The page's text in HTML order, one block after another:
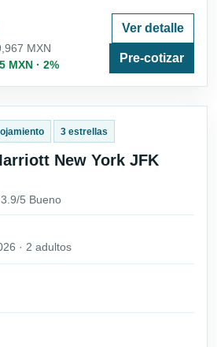
MXN
MXN · 2%
Ver detalle
Pre-cotizar
3 estrellas
New York JFK
5 Bueno
· 2 adultos